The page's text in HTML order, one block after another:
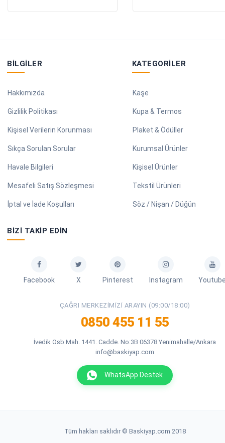
BILGILER
Hakkımızda
Gizlilik Politikası
Kişisel Verilerin Korunması
Sıkça Sorulan Sorular
Havale Bilgileri
Mesafeli Satış Sözleşmesi
İptal ve İade Koşulları
KATEGORILER
Kaşe
Kupa & Termos
Plaket & Ödüller
Kurumsal Ürünler
Kişisel Ürünler
Tekstil Ürünleri
Söz / Nişan / Düğün
BIZI TAKIP EDIN
Facebook X Pinterest Instagram
ÇAĞRI MERKEZIMIZI ARAYIN (09:00/18:00)
0850 455 11 55
İvedik Osb Mah. 1441. Cadde. No:3B 06378 Yenimahalle/Ankara
info@baskiyap.com
WhatsApp Destek
Tüm hakları saklıdır © Baskiyap.com 2018